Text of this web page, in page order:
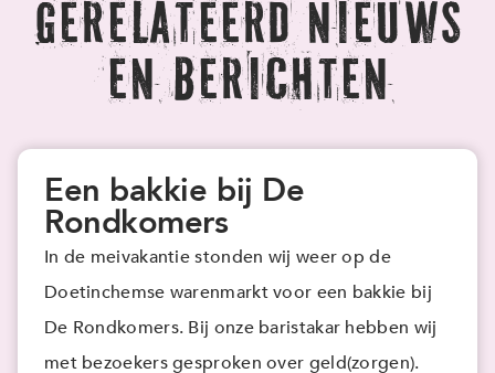
Gerelateerd nieuws
en berichten
Een bakkie bij De
Rondkomers
In de meivakantie stonden wij weer op de
Doetinchemse warenmarkt voor een bakkie bij
De Rondkomers. Bij onze baristakar hebben wij
met bezoekers gesproken over geld(zorgen).